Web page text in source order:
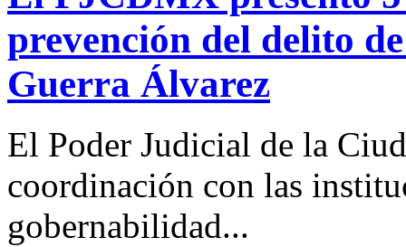
prevención del delito
Guerra Álvarez
El Poder Judicial de la
coordinación con las
gobernabilidad...